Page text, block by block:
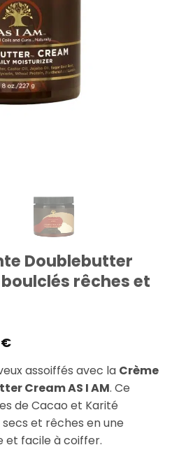
Doublebutter
rêches et
€Plage
prix :
12,85 €
à
24,35 €
assoiffés avec la Crème
Cream AS I AM. Ce
de Cacao et Karité
et rêches en une
et facile à coiffer.